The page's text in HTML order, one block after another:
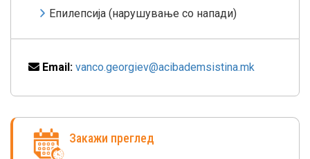
Епилепсија (нарушување со напади)
Email: vanco.georgiev@acibademsistina.mk
Закажи преглед